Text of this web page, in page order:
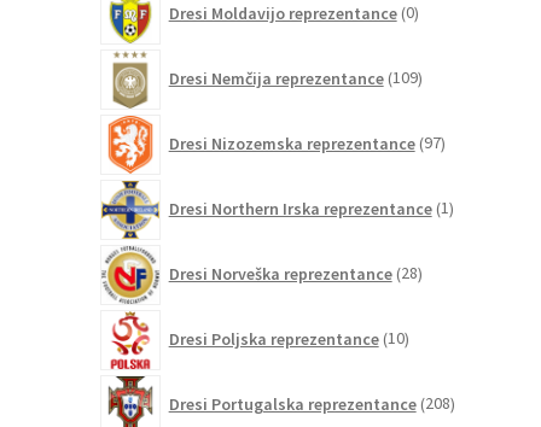
Dresi Moldavijo reprezentance 0izdelkov
Dresi Nemčija reprezentance 109izdelkov
Dresi Nizozemska reprezentance 97izdelkov
Dresi Northern Irska reprezentance 1izdelek
Dresi Norveška reprezentance 28izdelkov
Dresi Poljska reprezentance 10izdelkov
Dresi Portugalska reprezentance 208izdelkov